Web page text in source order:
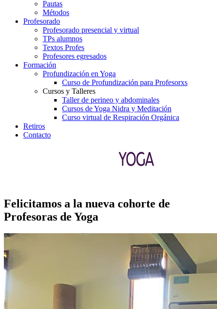
Pautas
Métodos
Profesorado
Profesorado presencial y virtual
TPs alumnos
Textos Profes
Profesores egresados
Formación
Profundización en Yoga
Curso de Profundización para Profesorxs
Cursos y Talleres
Taller de perineo y abdominales
Cursos de Yoga Nidra y Meditación
Curso virtual de Respiración Orgánica
Retiros
Contacto
Felicitamos a la nueva cohorte de
Profesoras de Yoga